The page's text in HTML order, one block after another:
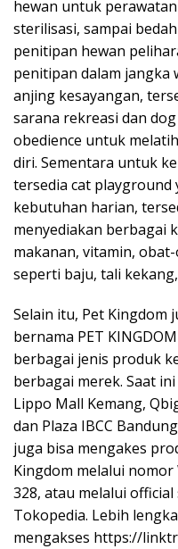
hewan untuk
sterilisasi, sampai
penitipan hewan
penitipan dalam jangka
anjing kesayangan,
sarana rekreasi dan
obedience untuk
diri. Sementara untuk
tersedia cat playground
kebutuhan harian,
menyediakan berbagai
makanan, vitamin,
seperti baju, tali
Selain itu, Pet Kingdom
bernama PET
berbagai jenis produk
berbagai merek. Saat
Lippo Mall Kemang,
dan Plaza IBCC
juga bisa mengakes
Kingdom melalui
328, atau melalui
Tokopedia. Lebih
mengakses https://